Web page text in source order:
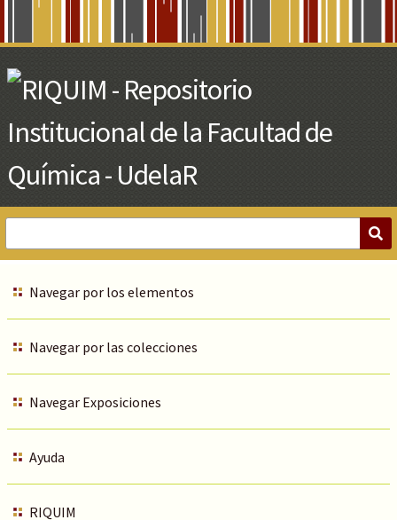
Main
Content
Navegar por los elementos
Navegar por las colecciones
Navegar Exposiciones
Ayuda
RIQUIM